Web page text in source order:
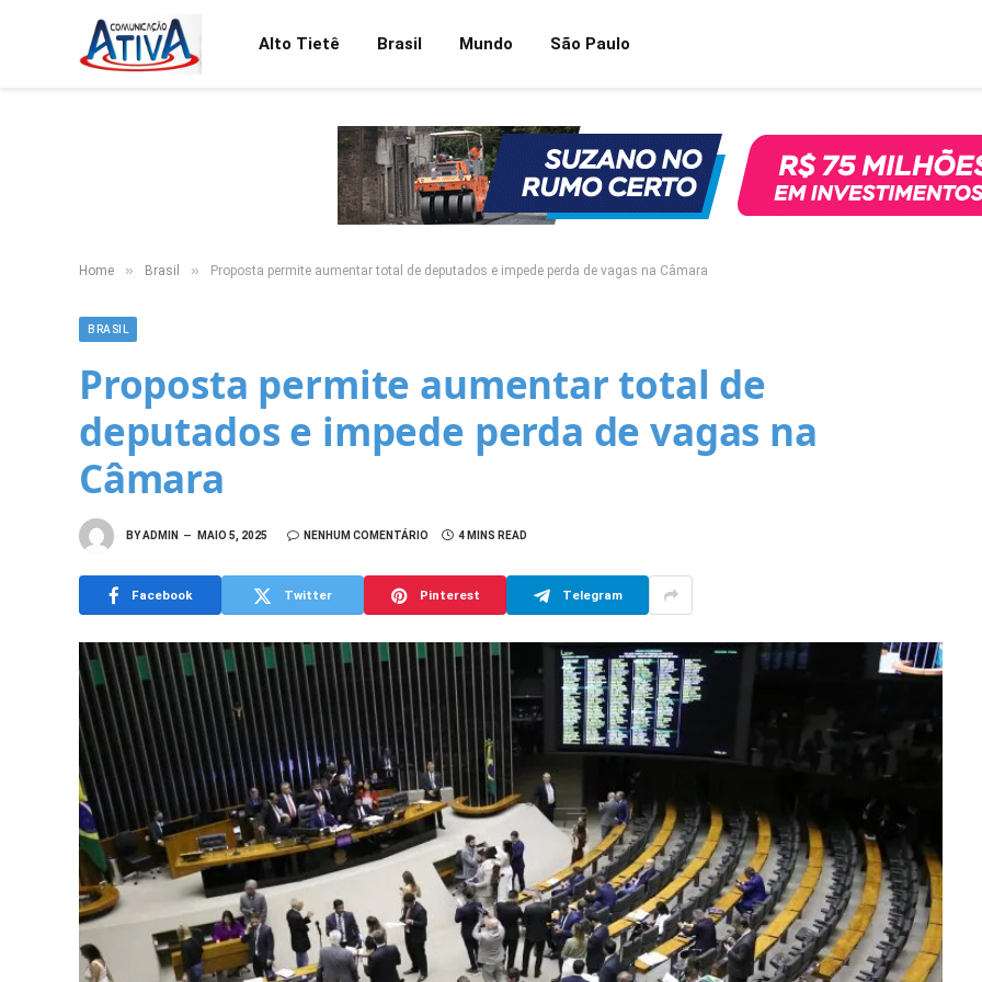
Alto Tietê Brasil Mundo São Paulo
Home » Brasil » Proposta permite aumentar total de deputados e impede perda de vagas na Câmara
BRASIL
Proposta permite aumentar total de
deputados e impede perda de vagas na
Câmara
BYADMIN MAIO 5, 2025 NENHUM COMENTÁRIO 4 MINS READ
Facebook Twitter Pinterest Telegram